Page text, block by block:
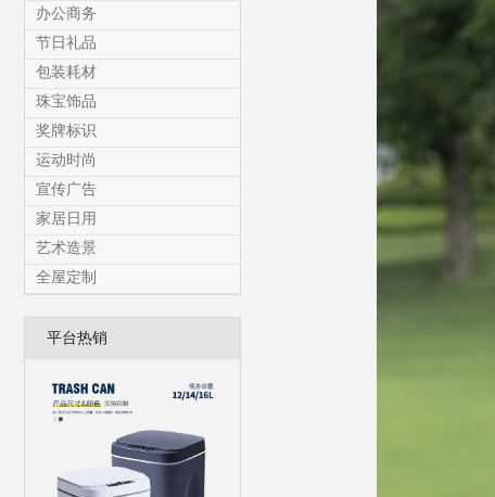
办公商务
节日礼品
包装耗材
珠宝饰品
奖牌标识
运动时尚
宣传广告
家居日用
艺术造景
全屋定制
平台热销